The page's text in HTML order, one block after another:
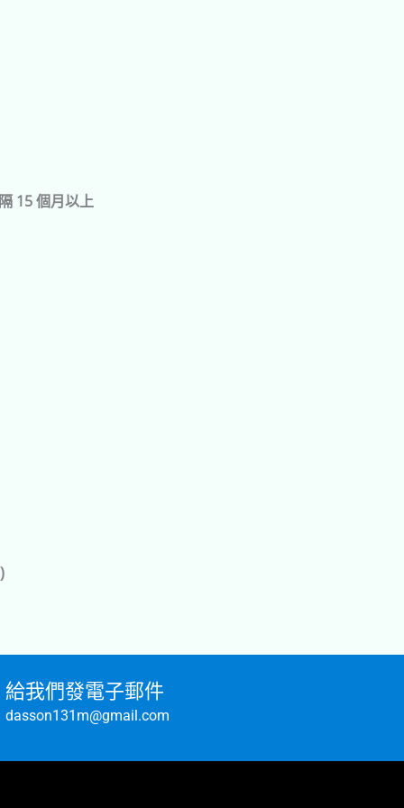
15 個月以上
給我們發電子郵件
dasson131m@gmail.com